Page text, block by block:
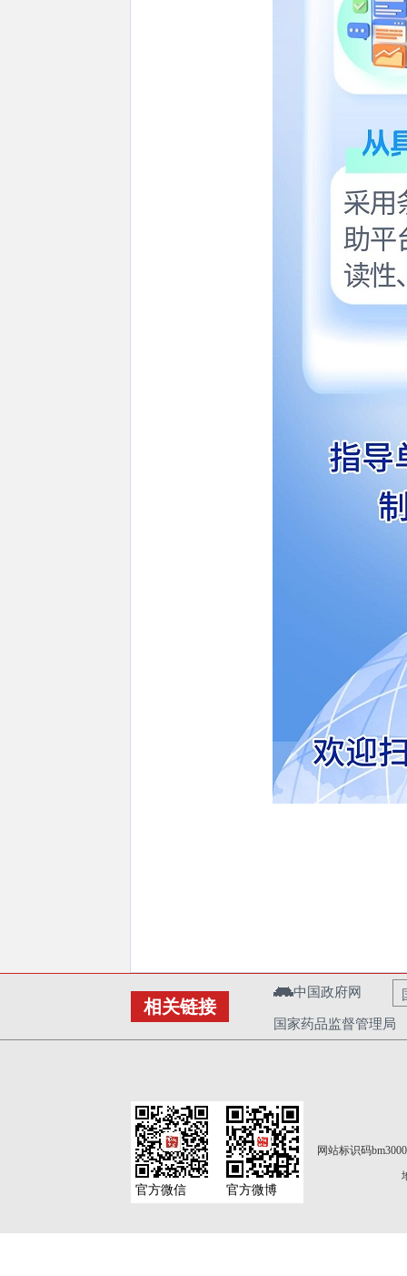
相关链接
中国政府网
国家药品监督管理局
网站标识码
官方微信 官方微博